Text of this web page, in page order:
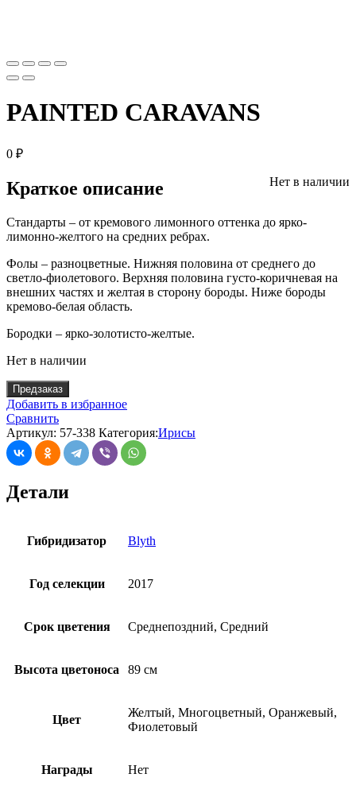
PAINTED CARAVANS
0 ₽
Нет в наличии
Краткое описание
Стандарты – от кремового лимонного оттенка до ярко-
лимонно-желтого на средних ребрах.
Фолы – разноцветные. Нижняя половина от среднего до
светло-фиолетового. Верхняя половина густо-коричневая на
внешних частях и желтая в сторону бороды. Ниже бороды
кремово-белая область.
Бородки – ярко-золотисто-желтые.
Нет в наличии
Предзаказ
Добавить в избранное
Сравнить
Артикул: 57-338 Категория:Ирисы
Детали
Гибридизатор Blyth
Год селекции 2017
Срок цветения Среднепоздний, Средний
Высота цветоноса 89 см
Цвет
Желтый, Многоцветный, Оранжевый,
Фиолетовый
Награды Нет